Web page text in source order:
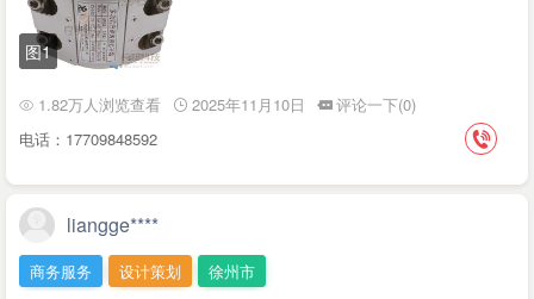
图1
1.82万人浏览查看 2025年11月10日
评论一下(0)
电话：17709848592
liangge****
商务服务 设计策划 徐州市